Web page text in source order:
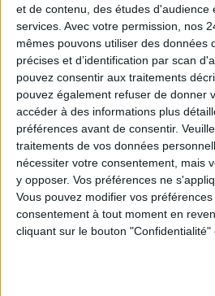
et de contenu, des études d'audience
services. Avec votre permission, nos
mêmes pouvons utiliser des données
précises et d’identification par scan
pouvez consentir aux traitements
pouvez également refuser de donner
accéder à des informations plus
préférences avant de consentir.
traitements de vos données
nécessiter votre consentement, mais
y opposer. Vos préférences ne
Vous pouvez modifier vos
consentement à tout moment en
cliquant sur le bouton
Archivage physique et
outils
Stratégie data : tirez profit de
données
LES DERNIÈRES PARUTIONS